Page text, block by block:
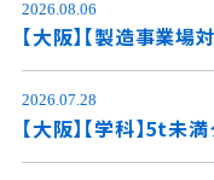
2026.08.06
【大阪】【製造事業
2026.07.28
【大阪】【学科】5t未